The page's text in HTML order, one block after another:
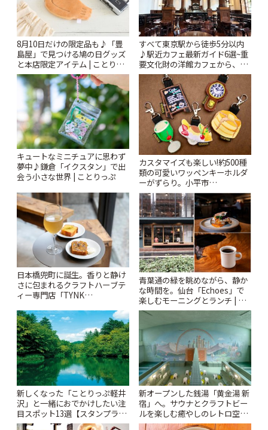
8月10日だけの限定品も♪「豊
島屋」で見つける鳩の日グッズ
と本店限定アイテム | ことりっ
ぷ
すべて東京駅から徒歩5分以内
♪駅近カフェ最新ガイド6選~重
要文化財の洋館カフェから、改
札すぐのレトロ喫茶まで~ | こと
りっぷ
キュートなミニチュアに思わず
夢中♪鎌倉「イクスタン」で出
会う小さな世界 | ことりっぷ
カスタマイズも楽しい!約500種
類の可愛いワッペンキーホルダ
ーがずらり。小平市
「Kimamaya T&K」 | ことりっ
ぷ
日本橋兜町に誕生。香りと静け
さに包まれるクラフトハーブテ
ィー専門店「TYNK
青葉通の緑を眺めながら、静か
な時間を。仙台「Echoes」で
楽しむモーニングとランチ | こ
とりっぷ
新しくなった「ことりっぷ軽井
沢」と一緒におでかけしたい注
目スポット13選【スタンプラリ
ー開催中】 | ことりっぷ
新オープンした銭湯「黄金湯 新
宿」へ。サウナとクラフトビー
ルを楽しむ癒やしのレトロ空間
| ことりっぷ